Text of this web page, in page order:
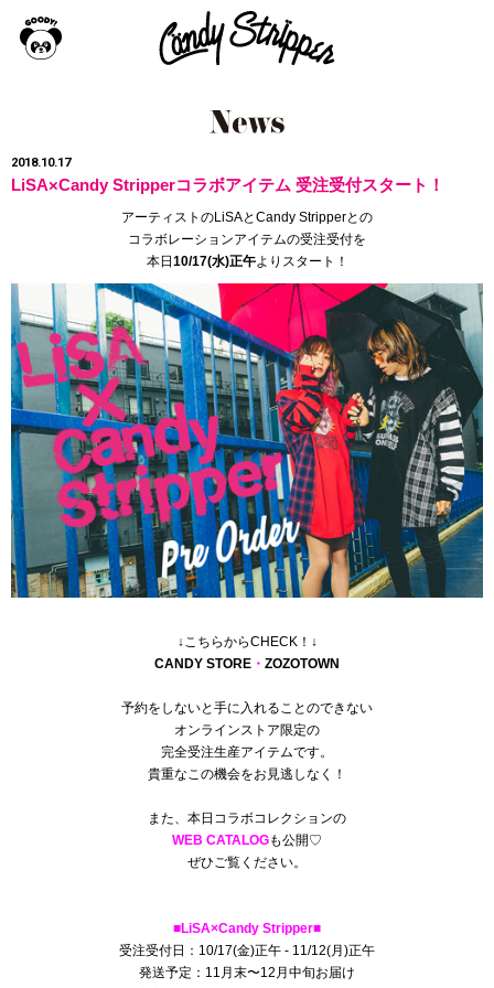
2018.10.17
LiSA×Candy Stripperコラボアイテム 受注受付スタート！
アーティストのLiSAとCandy Stripperとの
コラボレーションアイテムの受注受付を
本日10/17(水)正午よりスタート！
↓こちらからCHECK！↓
CANDY STORE ・ ZOZOTOWN
予約をしないと手に入れることのできない
オンラインストア限定の
完全受注生産アイテムです。
貴重なこの機会をお見逃しなく！
また、本日コラボコレクションの
WEB CATALOGも公開♡
ぜひご覧ください。
■LiSA×Candy Stripper■
受注受付日：10/17(金)正午 - 11/12(月)正午
発送予定：11月末〜12月中旬お届け